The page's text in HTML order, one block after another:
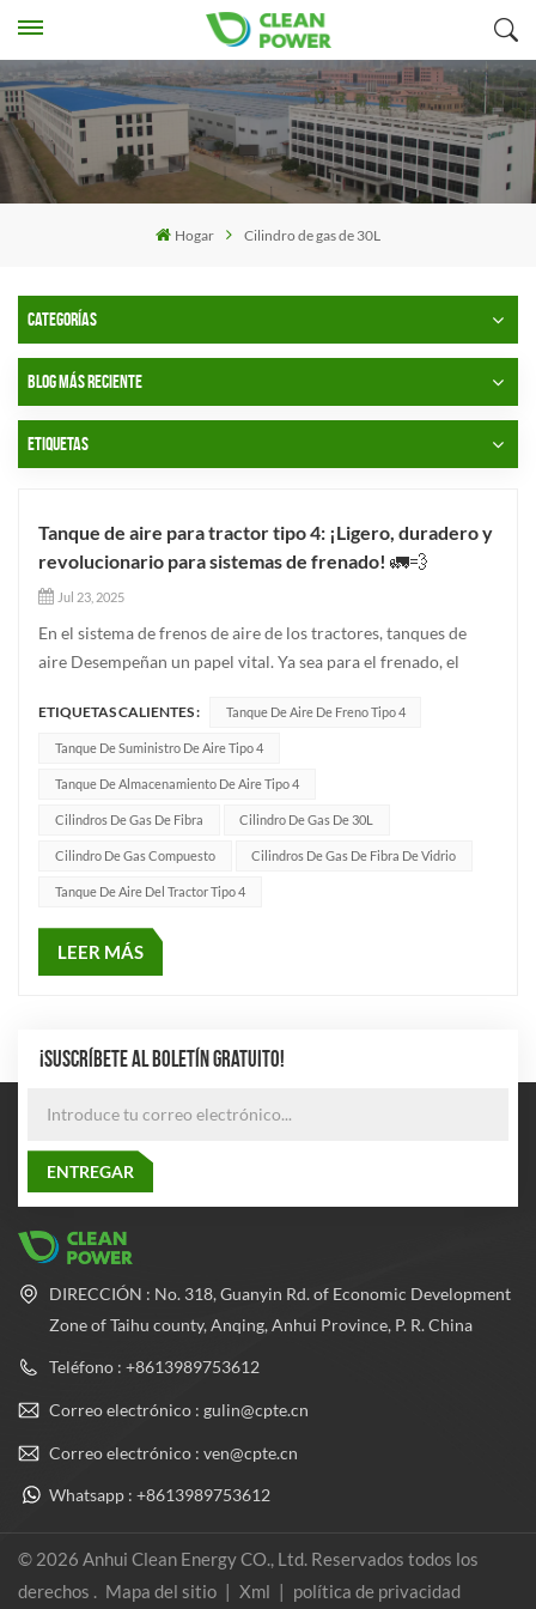
Hogar Cilindro de gas de 30L
CATEGORÍAS
BLOG MÁS RECIENTE
ETIQUETAS
Tanque de aire para tractor tipo 4: ¡Ligero, duradero y
revolucionario para sistemas de frenado! 🚛💨
Jul 23, 2025
En el sistema de frenos de aire de los tractores, tanques de
aire Desempeñan un papel vital. Ya sea para el frenado, el
directamente en la seguridad del vehículo y la eficiencia
operativa. Hoy presentamos... Tanque de aire tipo 4—un
producto innovador...
ETIQUETAS CALIENTES : Tanque De Aire De Freno Tipo 4
Tanque De Suministro De Aire Tipo 4
Tanque De Almacenamiento De Aire Tipo 4
Cilindros De Gas De Fibra Cilindro De Gas De 30L
Cilindro De Gas Compuesto Cilindros De Gas De Fibra De Vidrio
Tanque De Aire Del Tractor Tipo 4
LEER MÁS
¡SUSCRÍBETE AL BOLETÍN GRATUITO!
DIRECCIÓN : No. 318, Guanyin Rd. of Economic Development
Zone of Taihu county, Anqing, Anhui Province, P. R. China
Teléfono : +8613989753612
Correo electrónico : gulin@cpte.cn
Correo electrónico : ven@cpte.cn
Whatsapp : +8613989753612
© 2026 Anhui Clean Energy CO., Ltd. Reservados todos los
derechos . Mapa del sitio | Xml | política de privacidad